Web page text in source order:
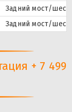
Задний мост/
Задний мост/
+ 7 499